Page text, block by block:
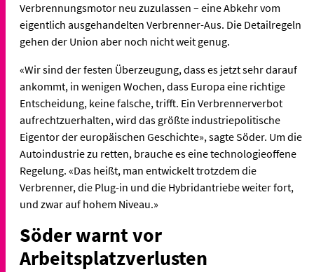
Verbrennungsmotor neu zuzulassen – eine Abkehr vom
eigentlich ausgehandelten Verbrenner-Aus. Die Detailregeln
gehen der Union aber noch nicht weit genug.
«Wir sind der festen Überzeugung, dass es jetzt sehr darauf
ankommt, in wenigen Wochen, dass Europa eine richtige
Entscheidung, keine falsche, trifft. Ein Verbrennerverbot
aufrechtzuerhalten, wird das größte industriepolitische
Eigentor der europäischen Geschichte», sagte Söder. Um die
Autoindustrie zu retten, brauche es eine technologieoffene
Regelung. «Das heißt, man entwickelt trotzdem die
Verbrenner, die Plug-in und die Hybridantriebe weiter fort,
und zwar auf hohem Niveau.»
Söder warnt vor
Arbeitsplatzverlusten